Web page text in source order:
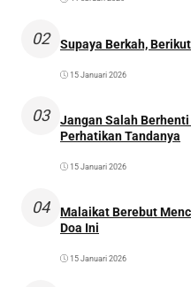
02 Supaya Berkah,
15 Januari 2026
03
Jangan Salah Berhenti
Perhatikan Tandanya
15 Januari 2026
04
Malaikat Berebut
Doa Ini
15 Januari 2026